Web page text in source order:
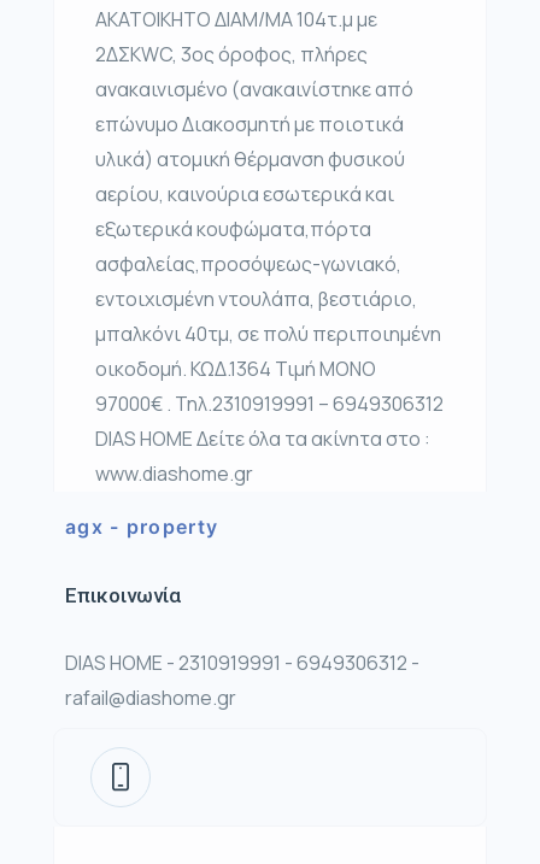
ΑΚΑΤΟΙΚΗΤΟ ΔΙΑΜ/ΜΑ 104τ.μ με
2ΔΣΚWC, 3ος όροφος, πλήρες
ανακαινισμένο (ανακαινίστηκε από
επώνυμο Διακοσμητή με ποιοτικά
υλικά) ατομική θέρμανση φυσικού
αερίου, καινούρια εσωτερικά και
εξωτερικά κουφώματα,πόρτα
ασφαλείας,προσόψεως-γωνιακό,
εντοιχισμένη ντουλάπα, βεστιάριο,
μπαλκόνι 40τμ, σε πολύ περιποιημένη
οικοδομή. ΚΩΔ.1364 Τιμή ΜΟΝΟ
97000€ . Τηλ.2310919991 – 6949306312
DIAS HOME Δείτε όλα τα ακίνητα στο :
www.diashome.gr
agx - property
Επικοινωνία
DIAS HOME - 2310919991 - 6949306312 -
rafail@diashome.gr